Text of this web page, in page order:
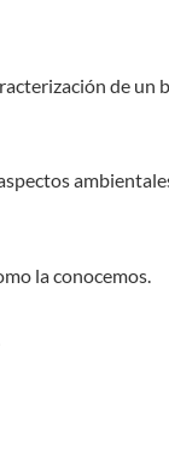
de un
la conocemos.